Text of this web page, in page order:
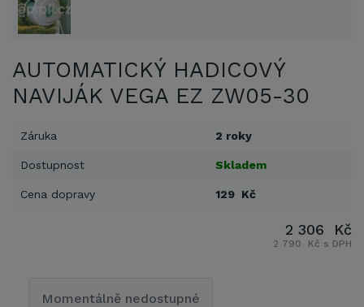
AUTOMATICKÝ HADICOVÝ
NAVIJÁK VEGA EZ ZW05-30
Záruka 2 roky
Dostupnost Skladem
Cena dopravy 129 Kč
2 306 Kč
2 790 Kč s DPH
Momentálně nedostupné